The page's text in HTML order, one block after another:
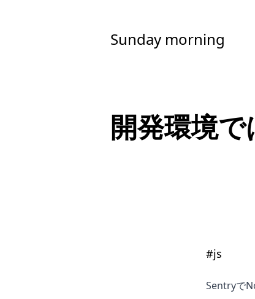
Sunday morning
開発環境
#js
Sentryで